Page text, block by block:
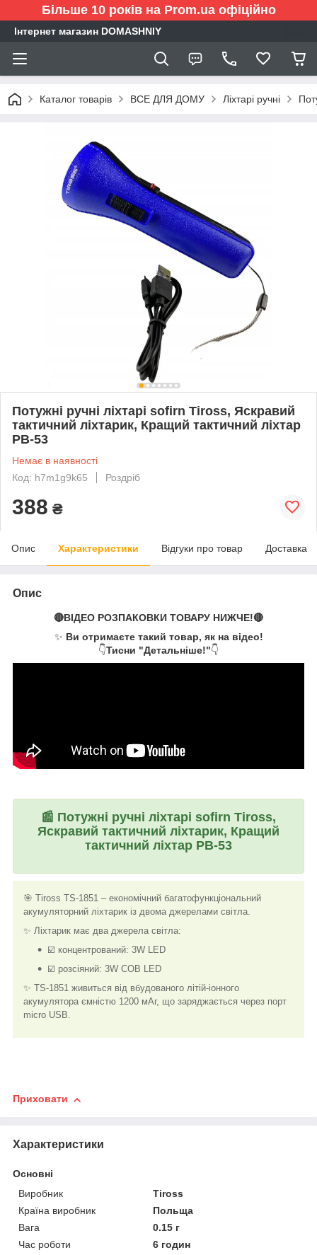
Більше 10 років на Prom.ua офіційно
Інтернет магазин DOMASHNIY
Каталог товарів ВСЕ ДЛЯ ДОМУ Ліхтарі ручні
Потужні ручні ліхтарі sofirn Tiross, Яскравий
тактичний ліхтарик, Кращий тактичний ліхтар
PB-53
Немає в наявності
Код: h7m1g9k65
Роздріб
388 ₴
Опис Характеристики Відгуки про товар Доставка
Опис
🔴ВІДЕО РОЗПАКОВКИ ТОВАРУ НИЖЧЕ!🔴
✨ Ви отримаєте такий товар, як на відео!
👇Тисни "Детальніше!"👇
📰 Потужні ручні ліхтарі sofirn Tiross,
Яскравий тактичний ліхтарик, Кращий
тактичний ліхтар PB-53
🎯 Tiross TS-1851 – економічний багатофункціональний
акумуляторний ліхтарик із двома джерелами світла.
✨ Ліхтарик має два джерела світла:
☑️ концентрований: 3W LED
☑️ розсіяний: 3W COB LED
✨ TS-1851 живиться від вбудованого літій-іонного
акумулятора ємністю 1200 мАг, що заряджається через порт
micro USB.
Приховати
Характеристики
Основні
Виробник
Tiross
Країна виробник
Польща
Вага
0.15 г
Час роботи
6 годин